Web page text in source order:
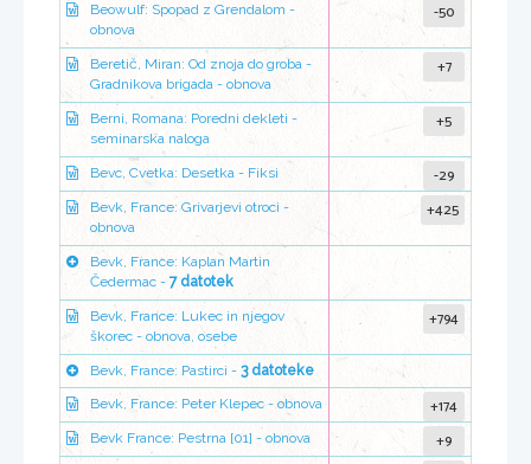
Beowulf: Spopad z Grendalom -
obnova
-50
Beretič, Miran: Od znoja do groba -
Gradnikova brigada - obnova
+7
Berni, Romana: Poredni dekleti -
seminarska naloga
+5
Bevc, Cvetka: Desetka - Fiksi -29
Bevk, France: Grivarjevi otroci -
obnova
+425
Bevk, France: Kaplan Martin
Čedermac - 7 datotek
Bevk, France: Lukec in njegov
škorec - obnova, osebe
+794
Bevk, France: Pastirci - 3 datoteke
Bevk, France: Peter Klepec - obnova
+174
Bevk France: Pestrna [01] - obnova +9